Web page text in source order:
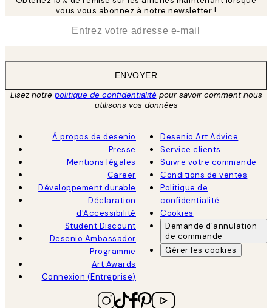
vous vous abonnez à notre newsletter !
ENVOYER
Lisez notre politique de confidentialitépour savoir comment nous
utilisons vos données
À propos de desenio
Presse
Mentions légales
Career
Développement durable
Déclaration
d'Accessibilité
Student Discount
Desenio Ambassador
Programme
Art Awards
Connexion (Entreprise)
Desenio Art Advice
Service clients
Suivre votre commande
Conditions de ventes
Politique de
confidentialité
Cookies
Demande d'annulation
de commande
Gérer les cookies